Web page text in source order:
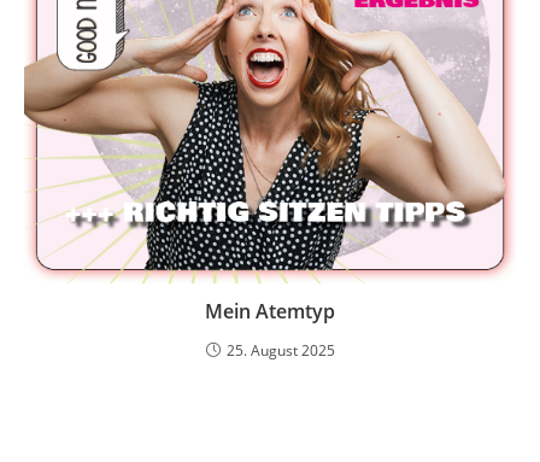
Mein Atemtyp
25. August 2025